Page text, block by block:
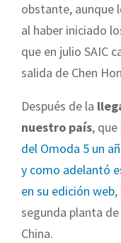
obstante, aunque
al haber iniciado
que en julio SAIC
salida de Chen
Después de la
nuestro país,
del Omoda 5 un
y como adelantó
en su edición web
segunda planta
China.